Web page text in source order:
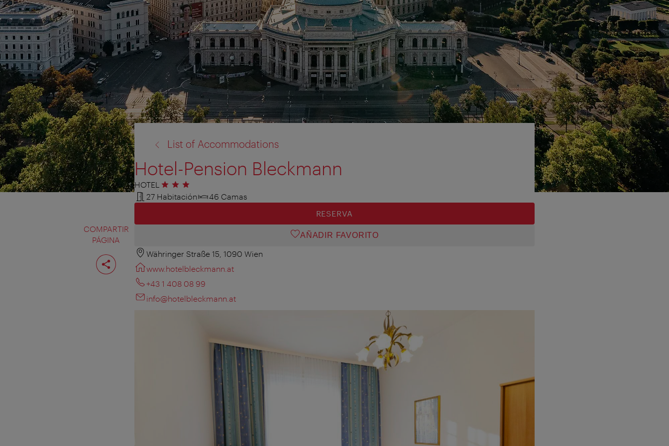
COMPARTIR
PÁGINA
Compartir
página
List of Accommodations
Hotel-Pension Bleckmann
HOTEL 3 estrellas
27 Habitación
46 Camas
RESERVA
AÑADIR FAVORITO
Währinger Straße 15, 1090 Wien
www.hotelbleckmann.at
+43 1 408 08 99
info@hotelbleckmann.at